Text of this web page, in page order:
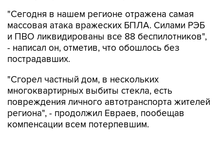
"Сегодня в нашем регионе отражена самая
массовая атака вражеских БПЛА. Силами РЭБ
и ПВО ликвидированы все 88 беспилотников",
- написал он, отметив, что обошлось без
пострадавших.
"Сгорел частный дом, в нескольких
многоквартирных выбиты стекла, есть
повреждения личного автотранспорта жителей
региона", - продолжил Евраев, пообещав
компенсации всем потерпевшим.